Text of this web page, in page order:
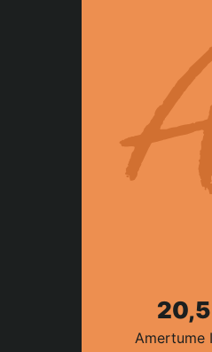
20,5
Amertume